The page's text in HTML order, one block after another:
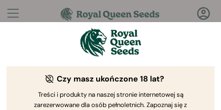
Pytania?Odpowiedzi!
Witamy w Royal Queen Seeds Help Center
Czy masz ukończone 18 lat?
Treści i produkty na naszej stronie internetowej są
zarezerwowane dla osób pełnoletnich. Zapoznaj się z